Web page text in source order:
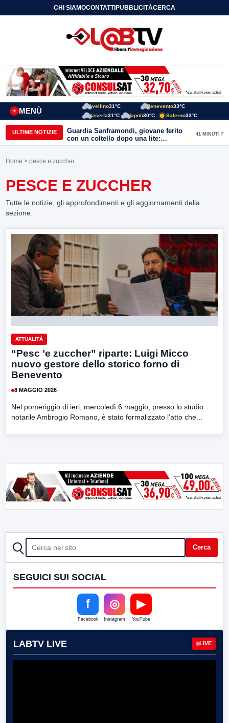
CHI SIAMOCONTATTIPUBBLICITÀCERCA
MENÙ
+
Avellino31°C Benevento33°C
Caserta31°C Napoli30°C Salerno33°C
ULTIME NOTIZIE
Guardia Sanframondi, giovane ferito
con un coltello dopo una lite:
individuato il presunto autore
41 MINUTI FA
Home > pesce e zuccher
PESCE E ZUCCHER
Tutte le notizie, gli approfondimenti e gli aggiornamenti della
sezione.
ATTUALITÀ
“Pesc ’e zuccher” riparte: Luigi Micco
nuovo gestore dello storico forno di
Benevento
8 MAGGIO 2026
Nel pomeriggio di ieri, mercoledì 6 maggio, presso lo studio
notarile Ambrogio Romano, è stato formalizzato l’atto che...
CERCA Cerca
SEGUICI SUI SOCIAL
f
Facebook
◎
Instagram
▶
YouTube
LABTV LIVE LIVE